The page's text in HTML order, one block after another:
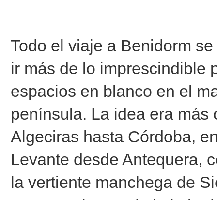
Todo el viaje a Benidorm
ir más de lo imprescindible
espacios en blanco en el
península. La idea era más
Algeciras hasta Córdoba,
Levante desde Antequera,
la vertiente manchega de